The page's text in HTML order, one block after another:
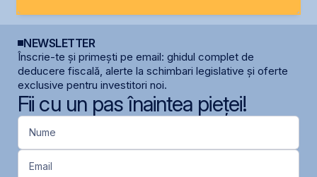
NEWSLETTER
Înscrie-te și primești pe email: ghidul complet de
deducere fiscală, alerte la schimbari legislative și oferte
exclusive pentru investitori noi.
Fii cu un pas înaintea pieței!
Nume
Email